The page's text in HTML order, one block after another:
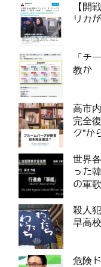
【開
リカ
「チ
教か
高市
完全
ク”か
世界
った
の軍
殺人
早高校
危険